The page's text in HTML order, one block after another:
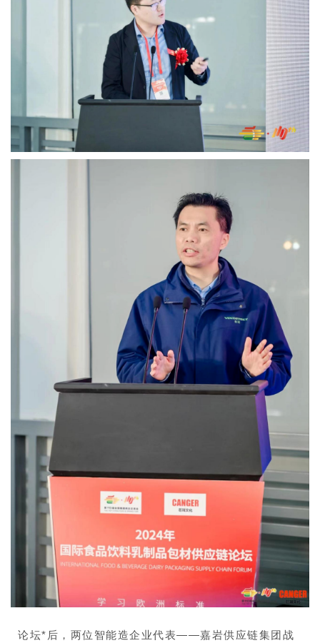
论坛*后，两位智能造企业代表——嘉岩供应链集团战